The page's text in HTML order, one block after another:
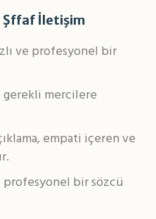
Şffaf İletişim
ve profesyonel bir
gerekli mercilere
empati içeren ve
bir sözcü